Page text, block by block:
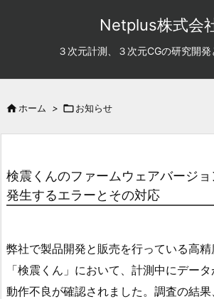
Netplus株式会
３次元計測、３次元CGの研究開
 ホーム > お知らせ
検震くんのファームウェアバージ
発生するエラーとその対応
弊社で製品開発と販売を行っている高
「検震くん」において、計測中にデー
動作不良が確認されました。調査の結